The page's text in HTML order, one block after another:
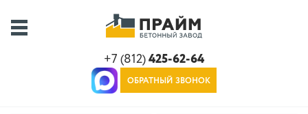
+7 (812) 425-62-64
ОБРАТНЫЙ ЗВОНОК